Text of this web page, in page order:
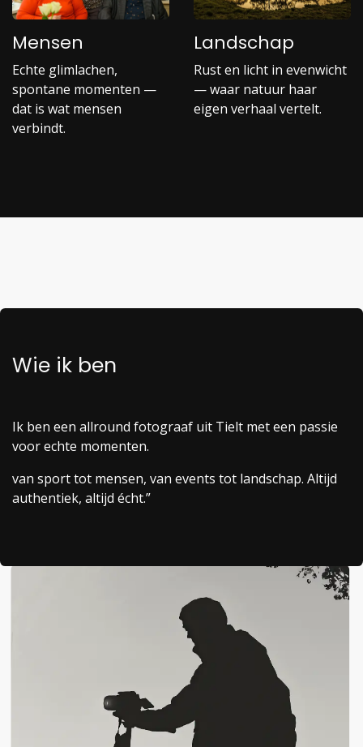
Mensen
Echte glimlachen,
spontane momenten —
dat is wat mensen
verbindt.
Landschap
Rust en licht in evenwicht
— waar natuur haar
eigen verhaal vertelt.
Wie ik ben
Ik ben een allround fotograaf uit Tielt met een passie
voor echte momenten.
van sport tot mensen, van events tot landschap. Altijd
authentiek, altijd écht.”